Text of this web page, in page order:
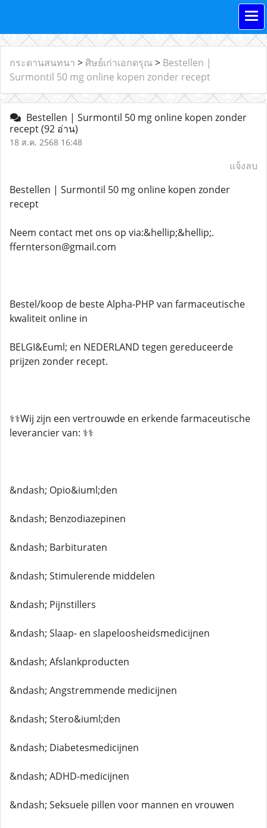
กระดานสนทนา > ศิษย์เก่าเอกดรุณ > Bestellen |
Surmontil 50 mg online kopen zonder recept
Bestellen | Surmontil 50 mg online kopen zonder
recept(92 อ่าน)
18 ส.ค. 2568 16:48
แจ้งลบ
Bestellen | Surmontil 50 mg online kopen zonder
recept
Neem contact met ons op via:&hellip;&hellip;.
ffernterson@gmail.com
Bestel/koop de beste Alpha-PHP van farmaceutische
kwaliteit online in
BELGI&Euml; en NEDERLAND tegen gereduceerde
prijzen zonder recept.
⚕️⚕️Wij zijn een vertrouwde en erkende farmaceutische
leverancier van: ⚕️⚕️
&ndash; Opio&iuml;den
&ndash; Benzodiazepinen
&ndash; Barbituraten
&ndash; Stimulerende middelen
&ndash; Pijnstillers
&ndash; Slaap- en slapeloosheidsmedicijnen
&ndash; Afslankproducten
&ndash; Angstremmende medicijnen
&ndash; Stero&iuml;den
&ndash; Diabetesmedicijnen
&ndash; ADHD-medicijnen
&ndash; Seksuele pillen voor mannen en vrouwen